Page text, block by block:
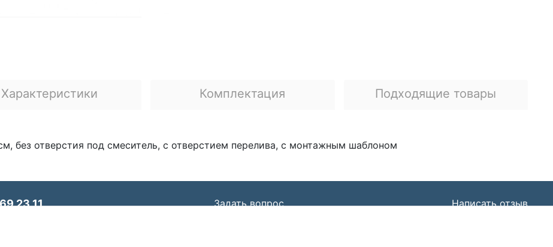
Характеристики Комплектация Подходящие товары
без отверстия под смеситель, с отверстием перелива, с монтажным шаблоном
23 11 Задать вопрос Написать отзыв